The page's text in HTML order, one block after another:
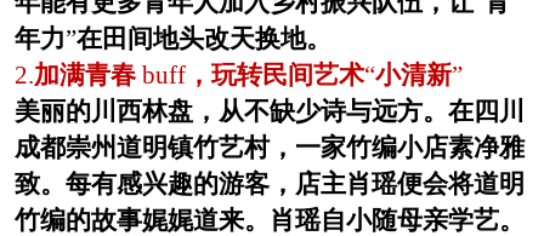
年力”在田间地头改天换地。
2.加满青春 buff ，玩转民间艺术“小清新”
美丽的川西林盘，从不缺少诗与远方。在四川
成都崇州道明镇竹艺村，一家竹编小店素净雅
致。每有感兴趣的游客，店主肖瑶便会将道明
竹编的故事娓娓道来。肖瑶自小随母亲学艺。